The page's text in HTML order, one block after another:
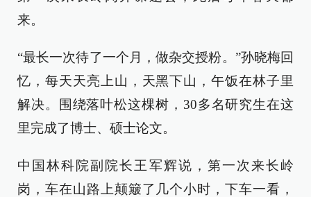
来。
“最长一次待了一个月，做杂交授粉。”孙晓梅回
忆，每天天亮上山，天黑下山，午饭在林子里
解决。围绕落叶松这棵树，30多名研究生在这
里完成了博士、硕士论文。
中国林科院副院长王军辉说，第一次来长岭
岗，车在山路上颠簸了几个小时，下车一看，